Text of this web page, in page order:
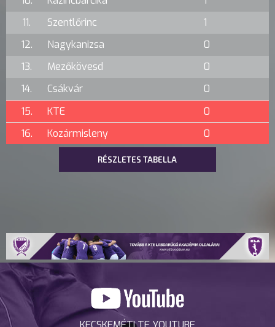
11.
Szentlőrinc
1
12.
Nagykanizsa
0
13.
Mezőkövesd
0
14.
Csákvár
0
15.
KTE
0
16.
Kozármisleny 0
RÉSZLETES TABELLA